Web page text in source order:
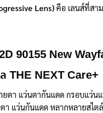
Lens)คือ เลนส์ที่สา
90155 New
THE NEXT Care+
ยตา แว่นตากันแดด กรอบแว่
แว่นกันแดด หลากหลายสไต